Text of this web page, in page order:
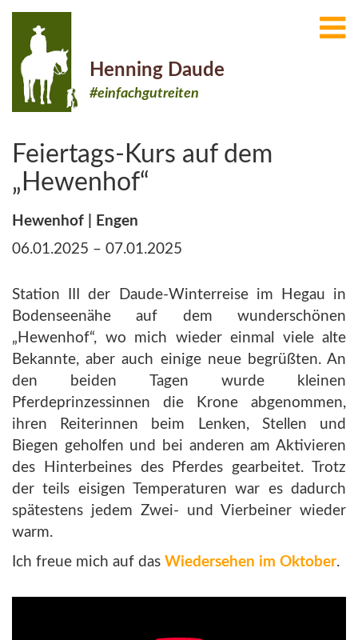
Henning Daude
#einfachgutreiten
Feiertags-Kurs auf dem
„Hewenhof“
Hewenhof | Engen
06.01.2025 – 07.01.2025
Station III der Daude-Winterreise im Hegau in
Bodenseenähe auf dem wunderschönen
„Hewenhof“, wo mich wieder einmal viele alte
Bekannte, aber auch einige neue begrüßten. An
den beiden Tagen wurde kleinen
Pferdeprinzessinnen die Krone abgenommen,
ihren Reiterinnen beim Lenken, Stellen und
Biegen geholfen und bei anderen am Aktivieren
des Hinterbeines des Pferdes gearbeitet. Trotz
der teils eisigen Temperaturen war es dadurch
spätestens jedem Zwei- und Vierbeiner wieder
warm.
Ich freue mich auf das Wiedersehen im Oktober.